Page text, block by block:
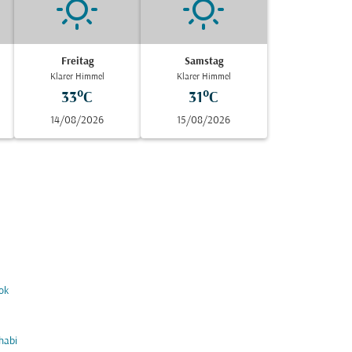
Freitag
Klarer Himmel
33°C
14/08/2026
Samstag
Klarer Himmel
31°C
15/08/2026